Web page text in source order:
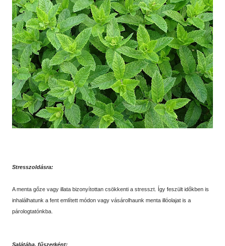
Stresszoldásra:
A menta gőze vagy illata bizonyítottan csökkenti a stresszt. Így feszült időkben is
inhalálhatunk a fent említett módon vagy vásárolhaunk menta illóolajat is a
párologtatónkba.
Salátába, fűszerként: